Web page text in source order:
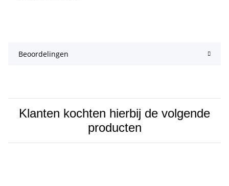
Beoordelingen
Klanten kochten hierbij de volgende
producten